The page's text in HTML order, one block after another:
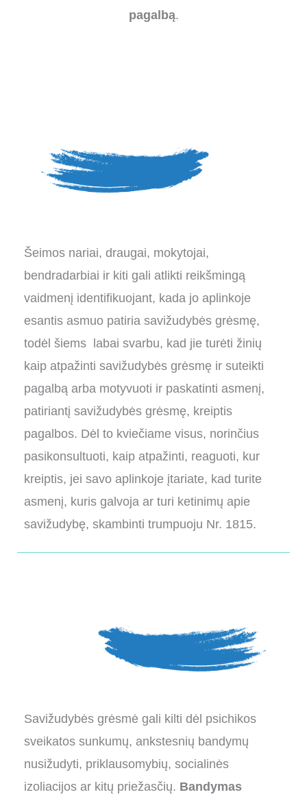
pagalbą.
Šeimos nariai, draugai, mokytojai,
bendradarbiai ir kiti gali atlikti reikšmingą
vaidmenį identifikuojant, kada jo aplinkoje
esantis asmuo patiria savižudybės grėsmę,
todėl šiems labai svarbu, kad jie turėti žinių
kaip atpažinti savižudybės grėsmę ir suteikti
pagalbą arba motyvuoti ir paskatinti asmenį,
patiriantį savižudybės grėsmę, kreiptis
pagalbos. Dėl to kviečiame visus, norinčius
pasikonsultuoti, kaip atpažinti, reaguoti, kur
kreiptis, jei savo aplinkoje įtariate, kad turite
asmenį, kuris galvoja ar turi ketinimų apie
savižudybę, skambinti trumpuoju Nr. 1815.
Savižudybės grėsmė gali kilti dėl psichikos
sveikatos sunkumų, ankstesnių bandymų
nusižudyti, priklausomybių, socialinės
izoliacijos ar kitų priežasčių. Bandymas